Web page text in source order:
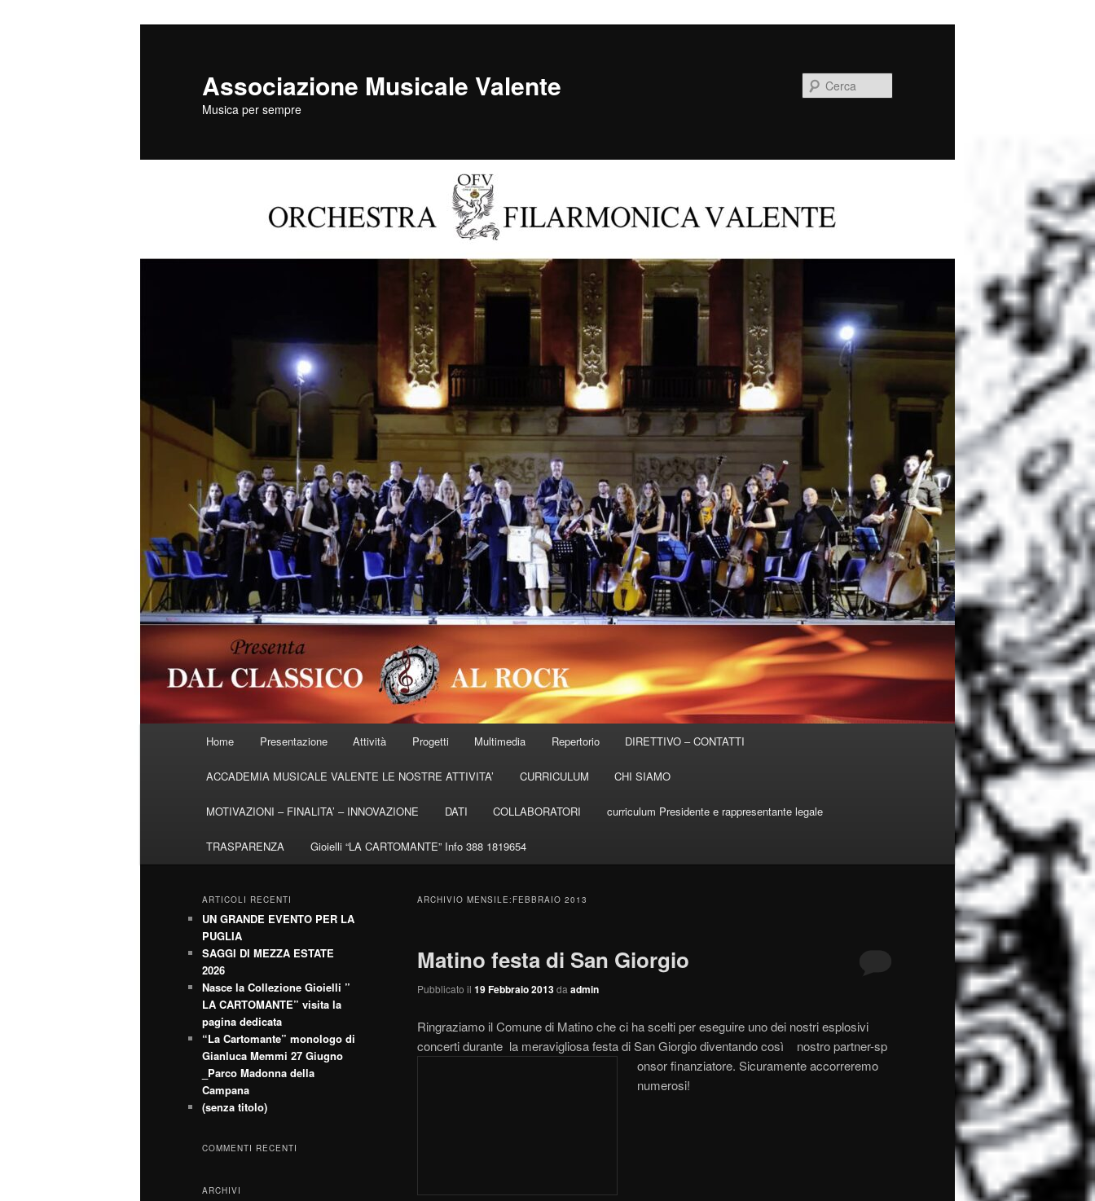
Associazione Musicale Valente
Musica per sempre
Home Presentazione Attività Progetti Multimedia Repertorio DIRETTIVO – CONTATTI
ACCADEMIA MUSICALE VALENTE LE NOSTRE ATTIVITA’ CURRICULUM CHI SIAMO
MOTIVAZIONI – FINALITA’ – INNOVAZIONE DATI COLLABORATORI curriculum Presidente e rappresentante legale
TRASPARENZA Gioielli “LA CARTOMANTE” Info 388 1819654
ARCHIVIO MENSILE: FEBBRAIO 2013
Matino festa di San Giorgio
Pubblicato il 19 Febbraio 2013da admin
Ringraziamo il Comune di Matino che ci ha scelti per eseguire uno dei nostri esplosivi
concerti durante la meravigliosa festa di San Giorgio diventando così nostro partner-sp
onsor finanziatore. Sicuramente accorreremo
numerosi!
ARTICOLI RECENTI
UN GRANDE EVENTO PER LA
PUGLIA
SAGGI DI MEZZA ESTATE
2026
Nasce la Collezione Gioielli ”
LA CARTOMANTE” visita la
pagina dedicata
“La Cartomante” monologo di
Gianluca Memmi 27 Giugno
_Parco Madonna della
Campana
(senza titolo)
COMMENTI RECENTI
ARCHIVI